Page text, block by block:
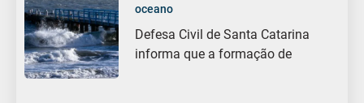
oceano
Defesa Civil de Santa Catarina
informa que a formação de